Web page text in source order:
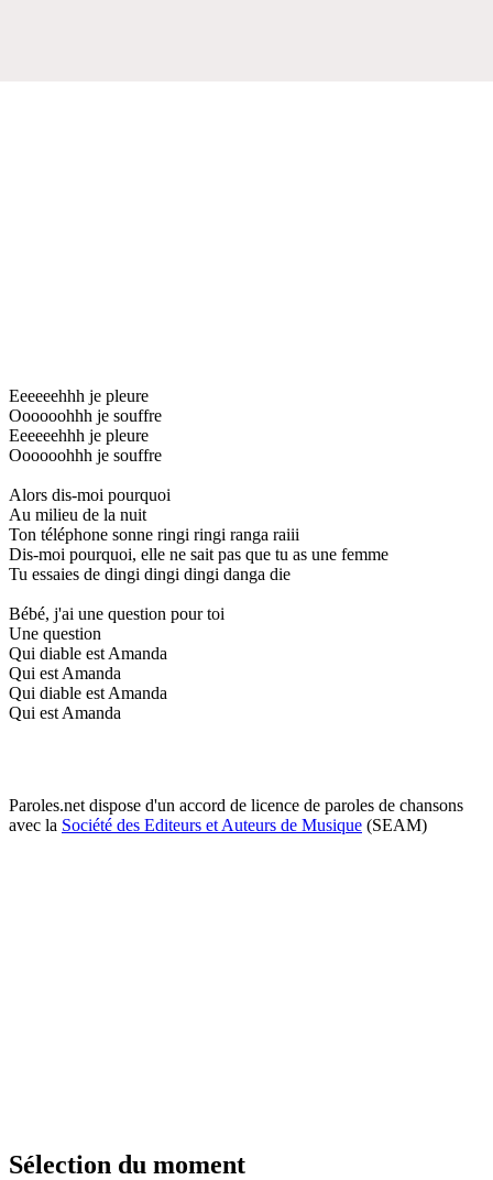
Eeeeeehhh je pleure
Oooooohhh je souffre
Eeeeeehhh je pleure
Oooooohhh je souffre
Alors dis-moi pourquoi
Au milieu de la nuit
Ton téléphone sonne ringi ringi ranga raiii
Dis-moi pourquoi, elle ne sait pas que tu as une femme
Tu essaies de dingi dingi dingi danga die
Bébé, j'ai une question pour toi
Une question
Qui diable est Amanda
Qui est Amanda
Qui diable est Amanda
Qui est Amanda
Paroles.net dispose d'un accord de licence de paroles de chansons
avec la Société des Editeurs et Auteurs de Musique (SEAM)
Sélection du moment